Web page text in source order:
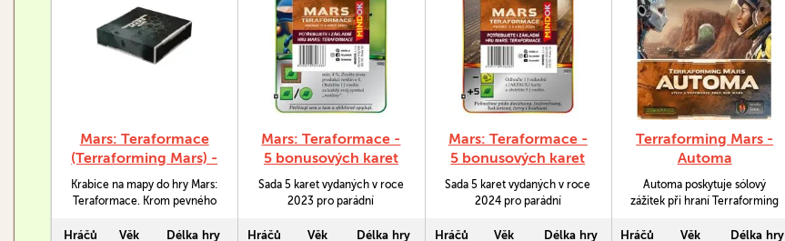
Mars: Teraformace
(Terraforming Mars) -
krabice na mapy
Krabice na mapy do hry Mars:
Teraformace. Krom pevného
krabičky na karty, z nichž
Hráčů Věk Délka hry
Mars: Teraformace -
5 bonusových karet
(2023)
Sada 5 karet vydaných v roce
2023 pro parádní
Teraformace.
Hráčů
Věk
Délka hry
Mars: Teraformace -
5 bonusových karet
(2024)
Sada 5 karet vydaných v roce
2024 pro parádní
Teraformace.
Hráčů
Věk
Délka hry
Terraforming Mars -
Automa
Automa poskytuje sólový
zážitek při hraní Terraforming
korporacemi řízenými
Hráčů
Věk
Délka hry